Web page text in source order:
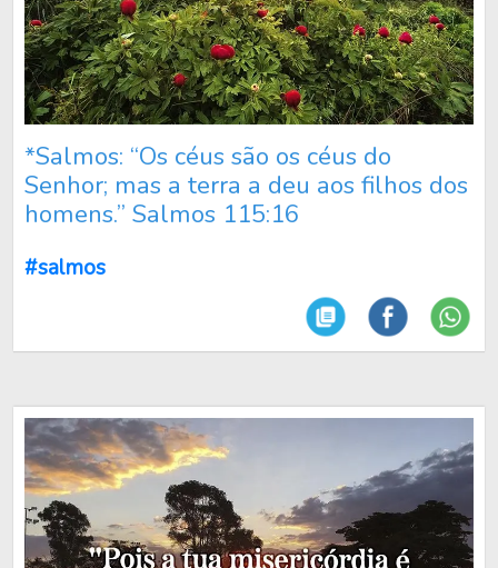
*Salmos: “Os céus são os céus do
Senhor; mas a terra a deu aos filhos dos
homens.” Salmos 115:16
#salmos